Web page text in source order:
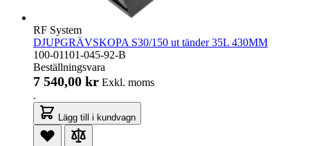
RF System
DJUPGRÄVSKOPA S30/150 ut tänder 35L 430MM
100-01101-045-92-B
Beställningsvara
7 540,00 kr Exkl. moms
.
Lägg till i kundvagn